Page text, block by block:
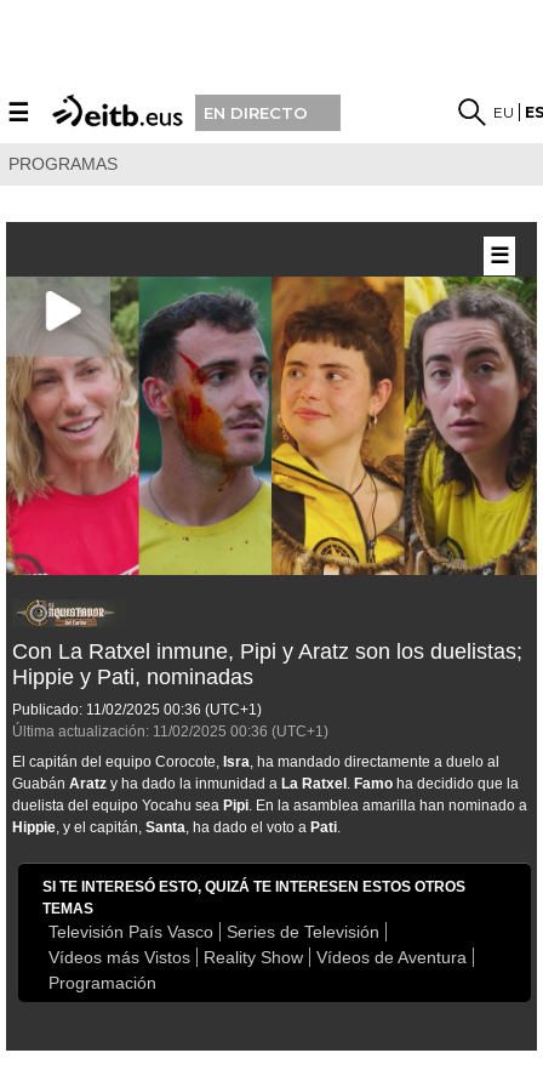
☰ EN DIRECTO EU
PROGRAMAS
Con La Ratxel inmune, Pipi y Aratz son los duelistas;
Hippie y Pati, nominadas
Publicado: 11/02/2025 00:36 (UTC+1)
Última actualización: 11/02/2025 00:36 (UTC+1)
El capitán del equipo Corocote, Isra, ha mandado directamente a duelo al
Guabán Aratz y ha dado la inmunidad a La Ratxel . Famo ha decidido que la
duelista del equipo Yocahu sea Pipi. En la asamblea amarilla han nominado a
Hippie, y el capitán, Santa, ha dado el voto a Pati.
SI TE INTERESÓ ESTO, QUIZÁ TE INTERESEN ESTOS OTROS
TEMAS
Televisión País Vasco
Series de Televisión
Vídeos más Vistos
Reality Show
Vídeos de Aventura
Programación
☰